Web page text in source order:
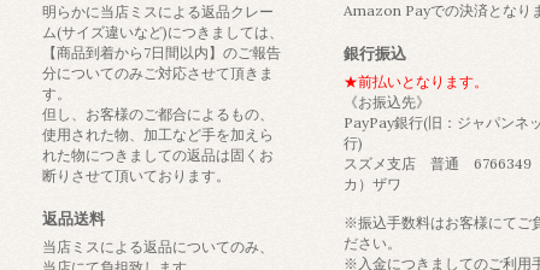
明らかに当店ミスによる返品クレー
ム(サイズ違いなど)につきましては、
【商品到着から7日間以内】のご報告
分についてのみご対応させて頂きま
す。
但し、お客様のご都合によるもの、
使用された物、加工など手を加えら
れた物につきましての返品は固くお
断りさせて頂いております。
返品送料
当店ミスによる返品についてのみ、
Amazon Payでの決済となり
銀行振込
★前払いとなります。
《お振込先》
PayPay銀行(旧：ジャパンネ
行)
スズメ支店 普通 6766349
カ）ザワ
※振込手数料はお客様にてご
ださい。
※入金につきましてのご利用